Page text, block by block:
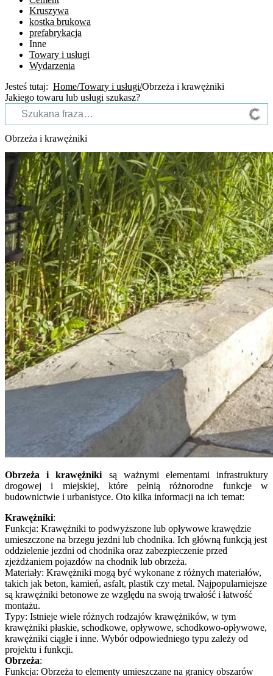
Kruszywa
kostka brukowa
prefabrykacja
Inne
Towary i usługi
Wydarzenia
Jesteś tutaj: Home Towary i usługi Obrzeża i krawężniki
Jakiego towaru lub usługi szukasz?
Obrzeża i krawężniki
Obrzeża i krawężnikisą ważnymi elementami infrastruktury
drogowej i miejskiej, które pełnią różnorodne funkcje w
budownictwie i urbanistyce. Oto kilka informacji na ich temat:
Krawężniki:
Funkcja: Krawężniki to podwyższone lub opływowe krawędzie
umieszczone na brzegu jezdni lub chodnika. Ich główną funkcją jest
oddzielenie jezdni od chodnika oraz zabezpieczenie przed
zjeżdżaniem pojazdów na chodnik lub obrzeża.
Materiały: Krawężniki mogą być wykonane z różnych materiałów,
takich jak beton, kamień, asfalt, plastik czy metal. Najpopularniejsze
są krawężniki betonowe ze względu na swoją trwałość i łatwość
montażu.
Typy: Istnieje wiele różnych rodzajów krawężników, w tym
krawężniki płaskie, schodkowe, opływowe, schodkowo-opływowe,
krawężniki ciągłe i inne. Wybór odpowiedniego typu zależy od
projektu i funkcji.
Obrzeża:
Funkcja: Obrzeża to elementy umieszczane na granicy obszarów